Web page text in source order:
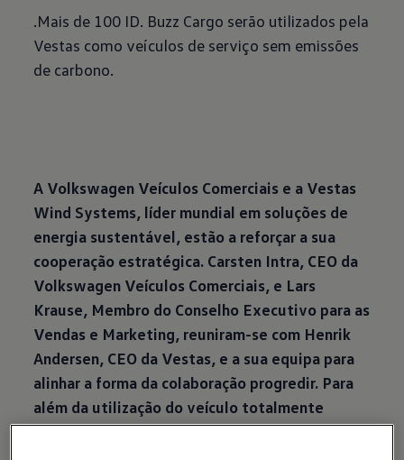
.Mais de 100 ID. Buzz Cargo serão utilizados pela
Vestas como veículos de serviço sem emissões
de carbono.
A Volkswagen Veículos Comerciais e a Vestas
Wind Systems, líder mundial em soluções de
energia sustentável, estão a reforçar a sua
cooperação estratégica. Carsten Intra, CEO da
Volkswagen Veículos Comerciais, e Lars
Krause, Membro do Conselho Executivo para as
Vendas e Marketing, reuniram-se com Henrik
Andersen, CEO da Vestas, e a sua equipa para
alinhar a forma da colaboração progredir. Para
além da utilização do veículo totalmente
elétrico ID. Buzz Cargo na frota de serviços da